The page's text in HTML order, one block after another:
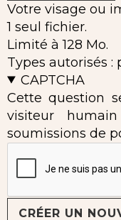
Votre visage ou
1 seul fichier.
Limité à 128 Mo.
Types autorisés :
CAPTCHA
Cette question
visiteur
soumissions de